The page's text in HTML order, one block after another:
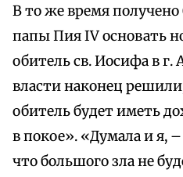
В то же время
папы Пия IV основать
обитель св. Иосифа в г.
власти наконец
обитель будет иметь
в покое». «Думала и я,
что большого зла не